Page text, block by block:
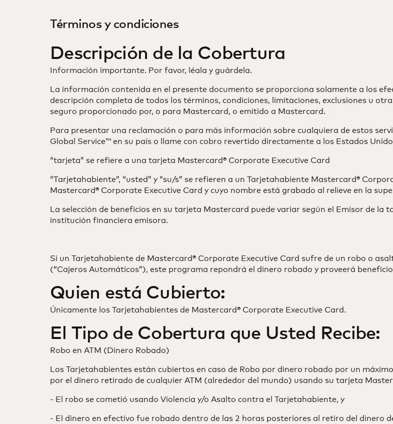
Términos y condiciones
Descripción de la Cobertura
Información importante. Por favor, léala y guárdela.
La información contenida en el presente documento se proporciona solamente a los
descripción completa de todos los términos, condiciones, limitaciones, exclusiones u
seguro proporcionado por, o para Mastercard, o emitido a Mastercard.
Para presentar una reclamación o para más información sobre cualquiera de estos
Global Service™ en su país o llame con cobro revertido directamente a los Estados
“tarjeta” se refiere a una tarjeta Mastercard® Corporate Executive Card
“Tarjetahabiente”, “usted” y “su/s” se refieren a un Tarjetahabiente Mastercard®
Mastercard® Corporate Executive Card y cuyo nombre está grabado al relieve en la
La selección de beneficios en su tarjeta Mastercard puede variar según el Emisor de la
institución financiera emisora.
Si un Tarjetahabiente de Mastercard® Corporate Executive Card sufre de un robo o
(“Cajeros Automáticos”), este programa repondrá el dinero robado y proveerá
Quien está Cubierto:
Únicamente los Tarjetahabientes de Mastercard® Corporate Executive Card.
El Tipo de Cobertura que Usted Recibe:
Robo en ATM (Dinero Robado)
Los Tarjetahabientes están cubiertos en caso de Robo por dinero robado por un
por el dinero retirado de cualquier ATM (alrededor del mundo) usando su tarjeta
- El robo se cometió usando Violencia y/o Asalto contra el Tarjetahabiente, y
- El dinero en efectivo fue robado dentro de las 2 horas posteriores al retiro del dinero